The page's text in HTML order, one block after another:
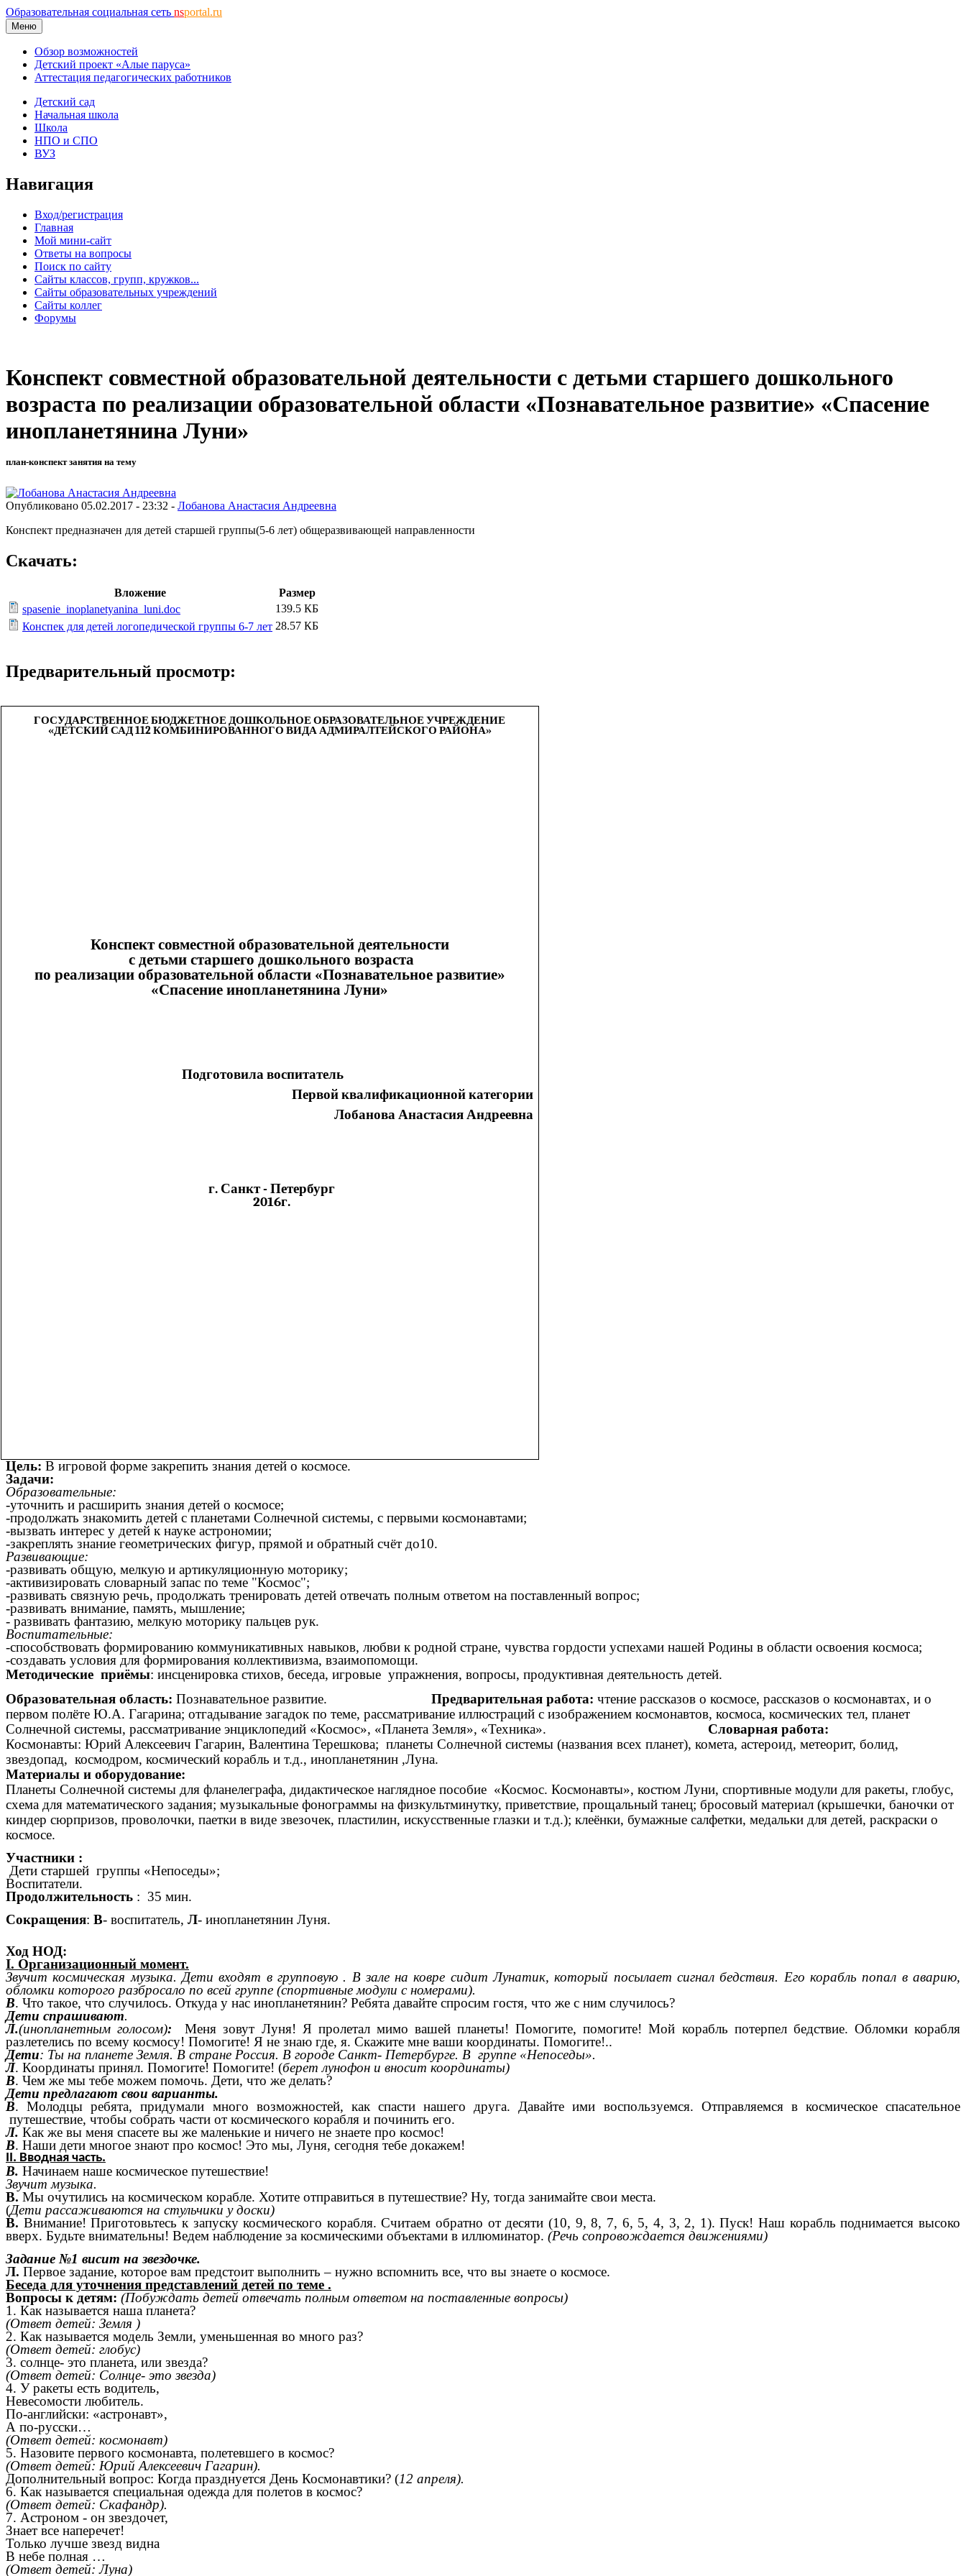
Образовательная социальная сеть nsportal.ru
Меню
Обзор возможностей
Детский проект «Алые паруса»
Аттестация педагогических работников
Детский сад
Начальная школа
Школа
НПО и СПО
ВУЗ
Навигация
Вход/регистрация
Главная
Мой мини-сайт
Ответы на вопросы
Поиск по сайту
Сайты классов, групп, кружков...
Сайты образовательных учреждений
Сайты коллег
Форумы
Конспект совместной образовательной деятельности с детьми старшего дошкольного
возраста по реализации образовательной области «Познавательное развитие» «Спасение
инопланетянина Луни»
план-конспект занятия на тему
Опубликовано 05.02.2017 - 23:32 - Лобанова Анастасия Андреевна
Конспект предназначен для детей старшей группы(5-6 лет) общеразвивающей направленности
Скачать:
Вложение
Размер
spasenie_inoplanetyanina_luni.doc
139.5 КБ
Конспек для детей логопедической группы 6-7 лет 28.57 КБ
Предварительный просмотр:
ГОСУДАРСТВЕННОЕ БЮДЖЕТНОЕ ДОШКОЛЬНОЕ ОБРАЗОВАТЕЛЬНОЕ УЧРЕЖДЕНИЕ
«ДЕТСКИЙ САД 112 КОМБИНИРОВАННОГО ВИДА АДМИРАЛТЕЙСКОГО РАЙОНА»
Конспект совместной образовательной деятельности
с детьми старшего дошкольного возраста
по реализации образовательной области «Познавательное развитие»
«Спасение инопланетянина Луни»
Подготовила воспитатель
Первой квалификационной категории
Лобанова Анастасия Андреевна
г. Санкт - Петербург
2016г.
Цель: В игровой форме закрепить знания детей о космосе.
Задачи:
Образовательные:
-уточнить и расширить знания детей о космосе;
-продолжать знакомить детей с планетами Солнечной системы, с первыми космонавтами;
-вызвать интерес у детей к науке астрономии;
-закреплять знание геометрических фигур, прямой и обратный счёт до10.
Развивающие:
-развивать общую, мелкую и артикуляционную моторику;
-активизировать словарный запас по теме "Космос";
-развивать связную речь, продолжать тренировать детей отвечать полным ответом на поставленный вопрос;
-развивать внимание, память, мышление;
- развивать фантазию, мелкую моторику пальцев рук.
Воспитательные:
-способствовать формированию коммуникативных навыков, любви к родной стране, чувства гордости успехами нашей Родины в области освоения космоса;
-создавать условия для формирования коллективизма, взаимопомощи.
Методические приёмы: инсценировка стихов, беседа, игровые упражнения, вопросы, продуктивная деятельность детей.
Образовательная область: Познавательное развитие. Предварительная работа: чтение рассказов о космосе, рассказов о космонавтах, и о
первом полёте Ю.А. Гагарина; отгадывание загадок по теме, рассматривание иллюстраций с изображением космонавтов, космоса, космических тел, планет
Солнечной системы, рассматривание энциклопедий «Космос», «Планета Земля», «Техника». Словарная работа:
Космонавты: Юрий Алексеевич Гагарин, Валентина Терешкова; планеты Солнечной системы (названия всех планет), комета, астероид, метеорит, болид,
звездопад, космодром, космический корабль и т.д., инопланетянин ,Луна.
Материалы и оборудование:
Планеты Солнечной системы для фланелеграфа, дидактическое наглядное пособие «Космос. Космонавты», костюм Луни, спортивные модули для ракеты, глобус,
схема для математического задания; музыкальные фонограммы на физкультминутку, приветствие, прощальный танец; бросовый материал (крышечки, баночки от
киндер сюрпризов, проволочки, паетки в виде звезочек, пластилин, искусственные глазки и т.д.); клеёнки, бумажные салфетки, медальки для детей, раскраски о
космосе.
Участники :
Дети старшей группы «Непоседы»;
Воспитатели.
Продолжительность : 35 мин.
Сокращения: В- воспитатель, Л- инопланетянин Луня.
Ход НОД:
I. Организационный момент.
Звучит космическая музыка. Дети входят в групповую . В зале на ковре сидит Лунатик, который посылает сигнал бедствия. Его корабль попал в аварию,
обломки которого разбросало по всей группе (спортивные модули с номерами).
В. Что такое, что случилось. Откуда у нас инопланетянин? Ребята давайте спросим гостя, что же с ним случилось?
Дети спрашивают.
Л.(инопланетным голосом): Меня зовут Луня! Я пролетал мимо вашей планеты! Помогите, помогите! Мой корабль потерпел бедствие. Обломки корабля
разлетелись по всему космосу! Помогите! Я не знаю где, я. Скажите мне ваши координаты. Помогите!..
Дети: Ты на планете Земля. В стране Россия. В городе Санкт- Петербурге. В группе «Непоседы».
Л. Координаты принял. Помогите! Помогите! (берет лунофон и вносит координаты)
В. Чем же мы тебе можем помочь. Дети, что же делать?
Дети предлагают свои варианты.
В. Молодцы ребята, придумали много возможностей, как спасти нашего друга. Давайте ими воспользуемся. Отправляемся в космическое спасательное
путешествие, чтобы собрать части от космического корабля и починить его.
Л. Как же вы меня спасете вы же маленькие и ничего не знаете про космос!
В. Наши дети многое знают про космос! Это мы, Луня, сегодня тебе докажем!
II. Вводная часть.
В. Начинаем наше космическое путешествие!
Звучит музыка.
В. Мы очутились на космическом корабле. Хотите отправиться в путешествие? Ну, тогда занимайте свои места.
(Дети рассаживаются на стульчики у доски)
В. Внимание! Приготовьтесь к запуску космического корабля. Считаем обратно от десяти (10, 9, 8, 7, 6, 5, 4, 3, 2, 1). Пуск! Наш корабль поднимается высоко
вверх. Будьте внимательны! Ведем наблюдение за космическими объектами в иллюминатор. (Речь сопровождается движениями)
Задание №1 висит на звездочке.
Л. Первое задание, которое вам предстоит выполнить – нужно вспомнить все, что вы знаете о космосе.
Беседа для уточнения представлений детей по теме .
Вопросы к детям: (Побуждать детей отвечать полным ответом на поставленные вопросы)
1. Как называется наша планета?
(Ответ детей: Земля )
2. Как называется модель Земли, уменьшенная во много раз?
(Ответ детей: глобус)
3. солнце- это планета, или звезда?
(Ответ детей: Солнце- это звезда)
4. У ракеты есть водитель,
Невесомости любитель.
По-английски: «астронавт»,
А по-русски…
(Ответ детей: космонавт)
5. Назовите первого космонавта, полетевшего в космос?
(Ответ детей: Юрий Алексеевич Гагарин).
Дополнительный вопрос: Когда празднуется День Космонавтики? (12 апреля).
6. Как называется специальная одежда для полетов в космос?
(Ответ детей: Скафандр).
7. Астроном - он звездочет,
Знает все наперечет!
Только лучше звезд видна
В небе полная …
(Ответ детей: Луна)